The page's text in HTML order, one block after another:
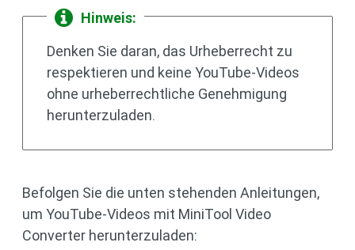
Hinweis:
Denken Sie daran, das Urheberrecht zu
respektieren und keine YouTube-Videos
ohne urheberrechtliche Genehmigung
herunterzuladen.
Befolgen Sie die unten stehenden Anleitungen,
um YouTube-Videos mit MiniTool Video
Converter herunterzuladen: